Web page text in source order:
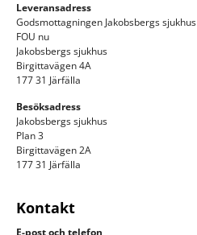
Leveransadress
Godsmottagningen Jakobsbergs sjukhus
FOU nu
Jakobsbergs sjukhus
Birgittavägen 4A
177 31 Järfälla
Besöksadress
Jakobsbergs sjukhus
Plan 3
Birgittavägen 2A
177 31 Järfälla
Kontakt
E-post och telefon